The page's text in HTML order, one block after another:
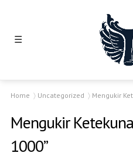
☰
Home Uncategorized Mengukir
Mengukir
1000”